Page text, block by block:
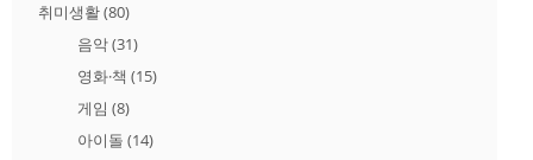
취미생활(80)
음악(31)
영화·책 (15)
게임 (8)
아이돌 (14)